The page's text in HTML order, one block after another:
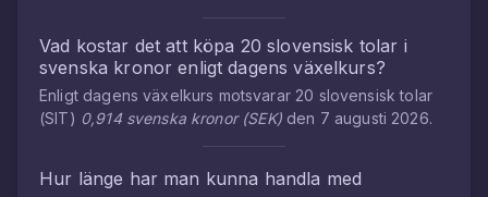
Vad kostar det att köpa 20slovensisk tolar i
svenska kronor enligt dagens växelkurs?
Enligt dagens växelkurs motsvarar 20 slovensisk tolar
(SIT) 0,914 svenska kronor(SEK)den 7 augusti 2026.
Hur länge har man kunna handla med